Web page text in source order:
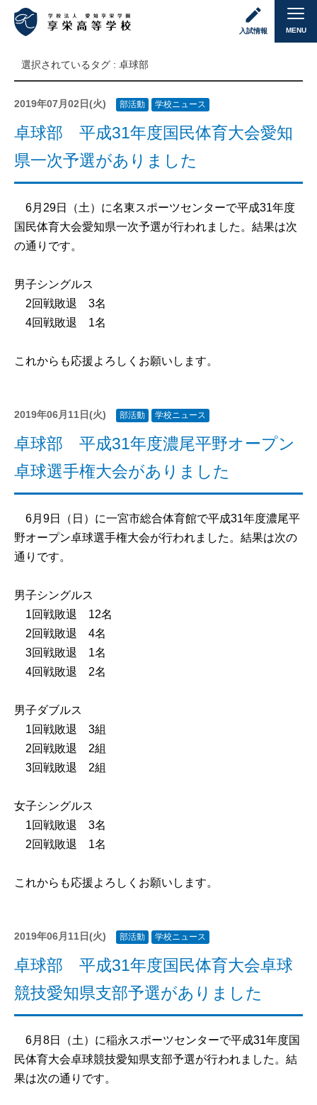
入試情報 MENU
選択されているタグ : 卓球部
2019年07月02日(火) 部活動 学校ニュース
卓球部 平成31年度国民体育大会愛知
県一次予選がありました
6月29日（土）に名東スポーツセンターで平成31年度
国民体育大会愛知県一次予選が行われました。結果は次
の通りです。
男子シングルス
2回戦敗退 3名
4回戦敗退 1名
これからも応援よろしくお願いします。
2019年06月11日(火) 部活動 学校ニュース
卓球部 平成31年度濃尾平野オープン
卓球選手権大会がありました
6月9日（日）に一宮市総合体育館で平成31年度濃尾平
野オープン卓球選手権大会が行われました。結果は次の
通りです。
男子シングルス
1回戦敗退 12名
2回戦敗退 4名
3回戦敗退 1名
4回戦敗退 2名
男子ダブルス
1回戦敗退 3組
2回戦敗退 2組
3回戦敗退 2組
女子シングルス
1回戦敗退 3名
2回戦敗退 1名
これからも応援よろしくお願いします。
2019年06月11日(火) 部活動 学校ニュース
卓球部 平成31年度国民体育大会卓球
競技愛知県支部予選がありました
6月8日（土）に稲永スポーツセンターで平成31年度国
民体育大会卓球競技愛知県支部予選が行われました。結
果は次の通りです。